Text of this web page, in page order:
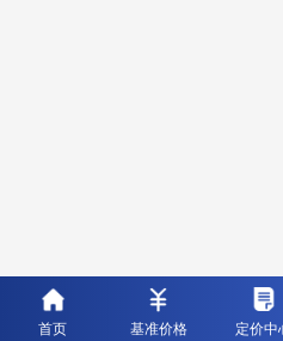
首页 基准价格 定价中